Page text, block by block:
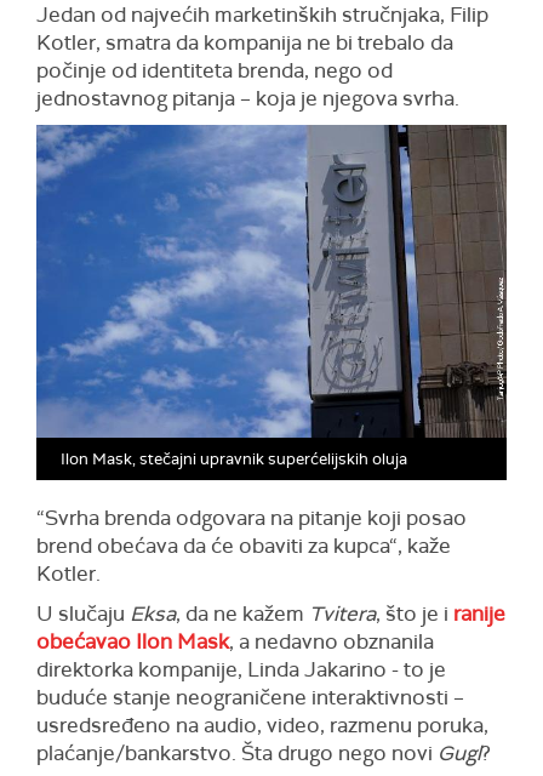
Jedan od najvećih marketinških stručnjaka, Filip
Kotler, smatra da kompanija ne bi trebalo da
počinje od identiteta brenda, nego od
jednostavnog pitanja – koja je njegova svrha.
Ilon Mask, stečajni upravnik superćelijskih oluja
“Svrha brenda odgovara na pitanje koji posao
brend obećava da će obaviti za kupca“, kaže
Kotler.
U slučaju Eksa, da ne kažem Tvitera, što je i ranije
obećavao Ilon Mask, a nedavno obznanila
direktorka kompanije, Linda Jakarino - to je
buduće stanje neograničene interaktivnosti –
usredsređeno na audio, video, razmenu poruka,
plaćanje/bankarstvo. Šta drugo nego novi Gugl?